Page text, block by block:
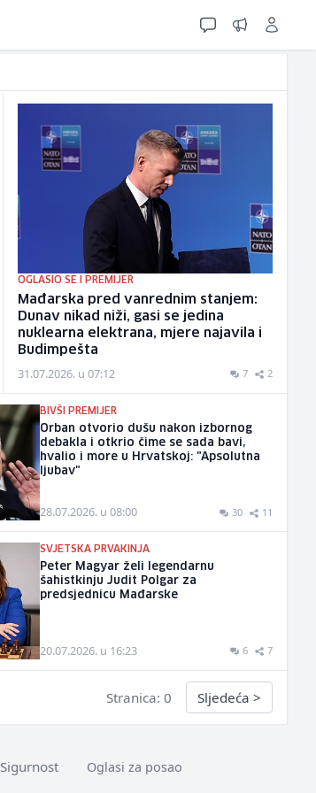
OGLASIO SE I PREMIJER
Mađarska pred vanrednim stanjem:
Dunav nikad niži, gasi se jedina
nuklearna elektrana, mjere najavila i
Budimpešta
31.07.2026. u 07:12 7 2
BIVŠI PREMIJER
Orban otvorio dušu nakon izbornog
debakla i otkrio čime se sada bavi,
hvalio i more u Hrvatskoj: "Apsolutna
ljubav"
28.07.2026. u 08:00 30 11
SVJETSKA PRVAKINJA
Peter Magyar želi legendarnu
šahistkinju Judit Polgar za
predsjednicu Mađarske
20.07.2026. u 16:23 6 7
Stranica: 0 Sljedeća >
Sigurnost Oglasi za posao